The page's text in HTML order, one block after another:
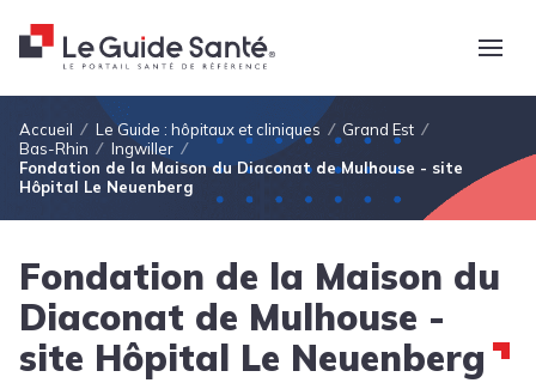
Fil d'Ariane
Accueil Le Guide : hôpitaux et cliniques
Grand Est
Bas-Rhin
Ingwiller
Fondation de la Maison du Diaconat de Mulhouse - site
Hôpital Le Neuenberg
Fondation de la Maison du
Diaconat de Mulhouse -
site Hôpital Le Neuenberg